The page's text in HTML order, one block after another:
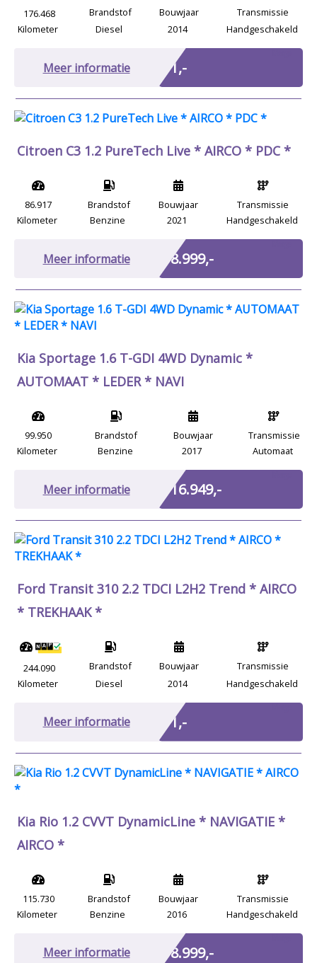
176.468
Kilometer
Brandstof
Diesel
Bouwjaar
2014
Transmissie
Handgeschakeld
Meer informatie € 1,-
Citroen C3 1.2 PureTech Live * AIRCO * PDC *
86.917
Kilometer
Brandstof
Benzine
Bouwjaar
2021
Transmissie
Handgeschakeld
Meer informatie € 8.999,-
Kia Sportage 1.6 T-GDI 4WD Dynamic *
AUTOMAAT * LEDER * NAVI
99.950
Kilometer
Brandstof
Benzine
Bouwjaar
2017
Transmissie
Automaat
Meer informatie € 16.949,-
Ford Transit 310 2.2 TDCI L2H2 Trend * AIRCO
* TREKHAAK *
244.090
Kilometer
Brandstof
Diesel
Bouwjaar
2014
Transmissie
Handgeschakeld
Meer informatie € 1,-
Kia Rio 1.2 CVVT DynamicLine * NAVIGATIE *
AIRCO *
115.730
Kilometer
Brandstof
Benzine
Bouwjaar
2016
Transmissie
Handgeschakeld
Meer informatie € 8.999,-